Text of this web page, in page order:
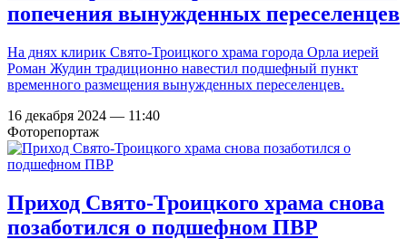
попечения вынужденных переселенцев
На днях клирик Свято-Троицкого храма города Орла иерей
Роман Жудин традиционно навестил подшефный пункт
временного размещения вынужденных переселенцев.
16 декабря 2024 — 11:40
Фоторепортаж
Приход Свято-Троицкого храма снова
позаботился о подшефном ПВР